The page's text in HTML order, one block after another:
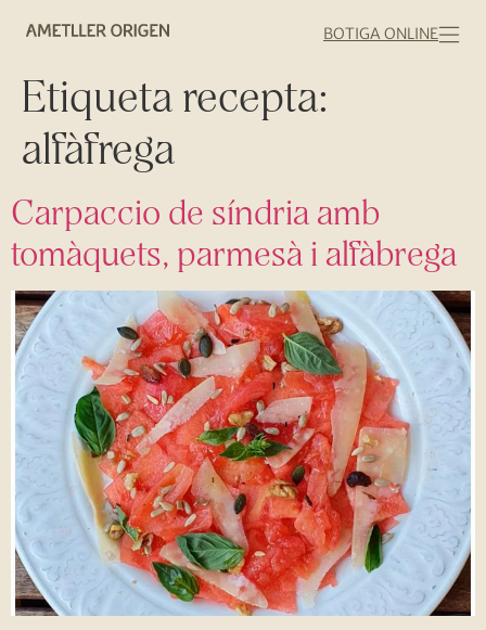
BOTIGA ONLINE
Etiqueta recepta:
alfàfrega
Carpaccio de síndria amb
tomàquets, parmesà i alfàbrega